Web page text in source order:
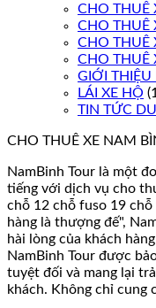
CHO THUÊ
CHO THUÊ
CHO THUÊ
CHO THUÊ
GIỚI THIỆU
LÁI XE HỘ
TIN TỨC
CHO THUÊ XE NAM
NamBinh Tour là một
tiếng với dịch vụ cho
chỗ 12 chỗ fuso 19
hàng là thượng đế",
hài lòng của khách
NamBinh Tour được
tuyệt đối và mang lại
khách. Không chỉ cung